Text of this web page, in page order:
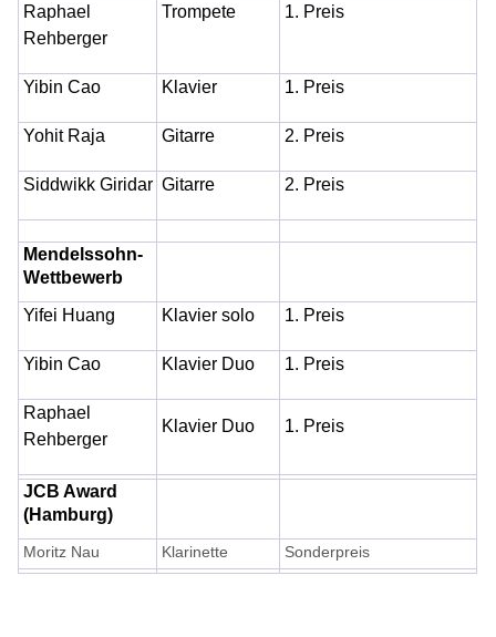
Raphael
Rehberger
Trompete 1. Preis
Yibin Cao Klavier 1. Preis
Yohit Raja Gitarre 2. Preis
Siddwikk Giridar Gitarre 2. Preis
Mendelssohn-
Wettbewerb
Yifei Huang
Klavier solo 1. Preis
Yibin Cao Klavier Duo 1. Preis
Raphael
Rehberger
Klavier Duo 1. Preis
JCB Award
(Hamburg)
Moritz Nau Klarinette Sonderpreis